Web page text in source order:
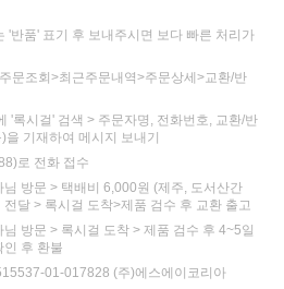
'반품' 표기 후 보내주시면 보다 빠른 처리가
문조회>최근주문내역>주문상세>교환/반
'록시걸' 검색 > 주문자명, 전화번호, 교환/반
기재하여 메시지 보내기
로 전화 접수
방문 > 택배비 6,000원 (제주, 도서산간
달 > 록시걸 도착>제품 검수 후 교환 출고
방문 > 록시걸 도착 > 제품 검수 후 4~5일
인 후 환불
01-017828 (주)에스에이코리아